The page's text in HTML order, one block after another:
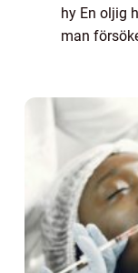
hy En oljig
man